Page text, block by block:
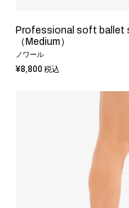
Professional soft ballet
（Medium）
ノワール
¥8,800 税込